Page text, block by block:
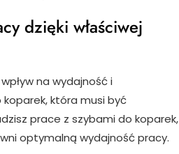
dzięki właściwej
na wydajność i
która musi być
prace z szybami do koparek,
optymalną wydajność pracy.